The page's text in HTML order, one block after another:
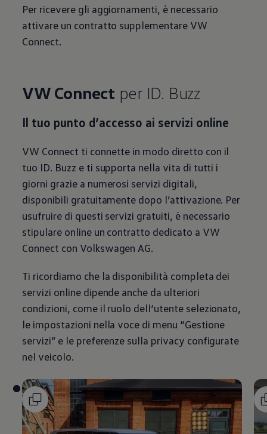
Per ricevere gli aggiornamenti, è necessario
attivare un contratto supplementare VW
Connect.
VW Connect per ID. Buzz
Il tuo punto d’accesso ai servizi online
VW Connect ti connette in modo diretto con il
tuo ID. Buzz e ti supporta nella vita di tutti i
giorni grazie a numerosi servizi digitali,
disponibili gratuitamente dopo l’attivazione. Per
usufruire di questi servizi gratuiti, è necessario
stipulare online un contratto dedicato a VW
Connect con Volkswagen AG.
Ti ricordiamo che la disponibilità completa dei
servizi online dipende anche da ulteriori
condizioni, come il ruolo dell‘utente selezionato,
le impostazioni nella voce di menu “Gestione
servizi” e le preferenze sulla privacy configurate
nel veicolo.